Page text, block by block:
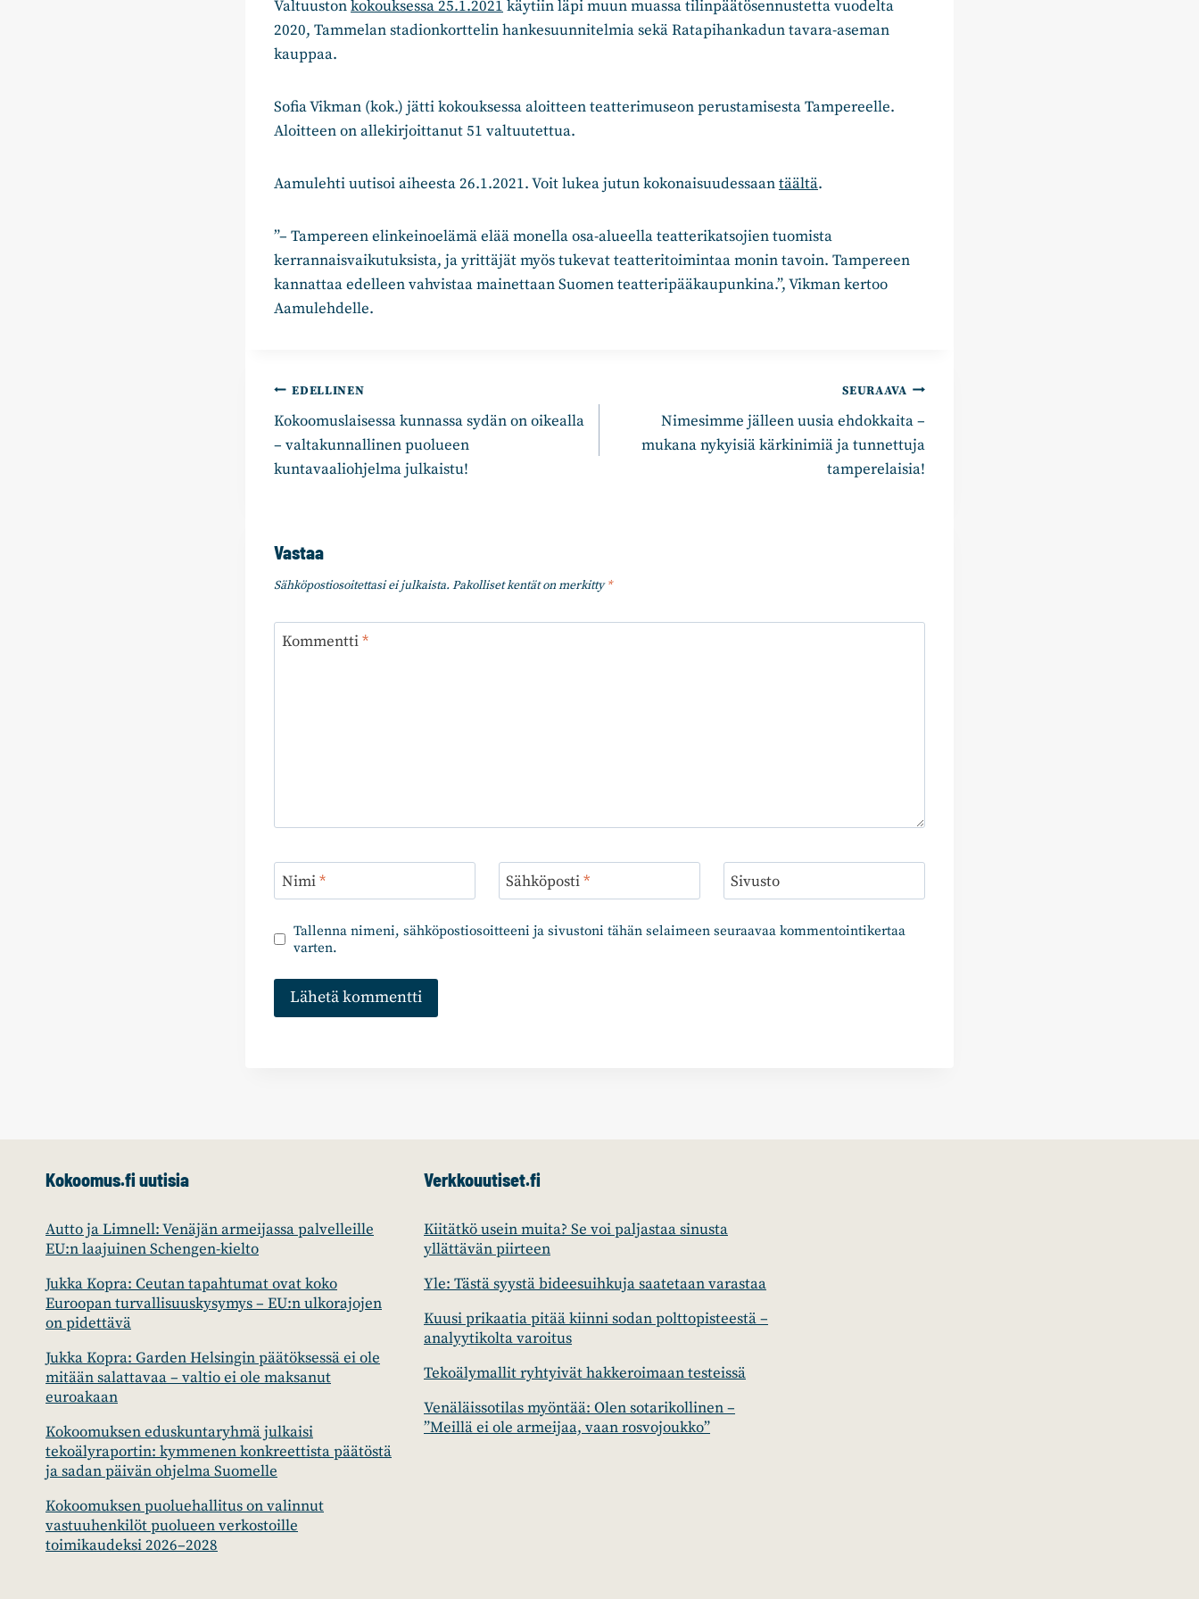
Valtuustonkokouksessa 25.1.2021 käytiin läpi muun muassa tilinpäätösennustetta vuodelta
2020, Tammelan stadionkorttelin hankesuunnitelmia sekä Ratapihankadun tavara-aseman
kauppaa.
Sofia Vikman (kok.) jätti kokouksessa aloitteen teatterimuseon perustamisesta Tampereelle.
Aloitteen on allekirjoittanut 51 valtuutettua.
Aamulehti uutisoi aiheesta 26.1.2021. Voit lukea jutun kokonaisuudessaantäältä.
”– Tampereen elinkeinoelämä elää monella osa-alueella teatterikatsojien tuomista
kerrannaisvaikutuksista, ja yrittäjät myös tukevat teatteritoimintaa monin tavoin. Tampereen
kannattaa edelleen vahvistaa mainettaan Suomen teatteripääkaupunkina.”, Vikman kertoo
Aamulehdelle.
Artikkelien
selaus
EDELLINEN
Kokoomuslaisessa kunnassa sydän on oikealla
– valtakunnallinen puolueen
kuntavaaliohjelma julkaistu!
SEURAAVA
Nimesimme jälleen uusia ehdokkaita –
mukana nykyisiä kärkinimiä ja tunnettuja
tamperelaisia!
Vastaa
Sähköpostiosoitettasi ei julkaista. Pakolliset kentät on merkitty*
Kommentti*
Nimi* Sähköposti* Sivusto
Tallenna nimeni, sähköpostiosoitteeni ja sivustoni tähän selaimeen seuraavaa kommentointikertaa
varten.
Kokoomus.fi uutisia
Autto ja Limnell: Venäjän armeijassa palvelleille
EU:n laajuinen Schengen-kielto
Jukka Kopra: Ceutan tapahtumat ovat koko
Euroopan turvallisuuskysymys – EU:n ulkorajojen
on pidettävä
Jukka Kopra: Garden Helsingin päätöksessä ei ole
mitään salattavaa – valtio ei ole maksanut
euroakaan
Kokoomuksen eduskuntaryhmä julkaisi
tekoälyraportin: kymmenen konkreettista päätöstä
ja sadan päivän ohjelma Suomelle
Kokoomuksen puoluehallitus on valinnut
vastuuhenkilöt puolueen verkostoille
toimikaudeksi 2026–2028
Verkkouutiset.fi
Kiitätkö usein muita? Se voi paljastaa sinusta
yllättävän piirteen
Yle: Tästä syystä bideesuihkuja saatetaan varastaa
Kuusi prikaatia pitää kiinni sodan polttopisteestä –
analyytikolta varoitus
Tekoälymallit ryhtyivät hakkeroimaan testeissä
Venäläissotilas myöntää: Olen sotarikollinen –
”Meillä ei ole armeijaa, vaan rosvojoukko”